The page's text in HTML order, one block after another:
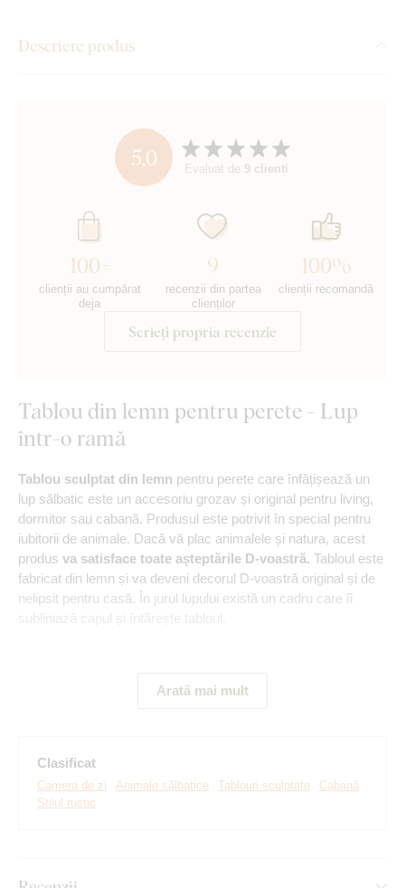
Descriere produs
5,0 Evaluat de 9 clienți
100+
clienții au cumpărat
deja
9
recenzii din partea
clienților
100%
clienții recomandă
Scrieți propria recenzie
Tablou din lemn pentru perete - Lup
într-o ramă
Tablou sculptat din lemn pentru perete care înfățișează un
lup sălbatic este un accesoriu grozav și original pentru living,
dormitor sau cabană. Produsul este potrivit în special pentru
iubitorii de animale. Dacă vă plac animalele și natura, acest
produs va satisface toate așteptările D-voastră. Tabloul este
fabricat din lemn și va deveni decorul D-voastră original și de
nelipsit pentru casă. În jurul lupului există un cadru care îi
subliniază capul și întărește tabloul.
(Romulus și Rémus). Privirea directă a lupului
Avantaje ale produsului:
Tablou sculptat din lemn
Arată mai mult
Clasificat
Camera de zi Animale sălbatice Tablouri sculptate
Cabană
Stilul rustic